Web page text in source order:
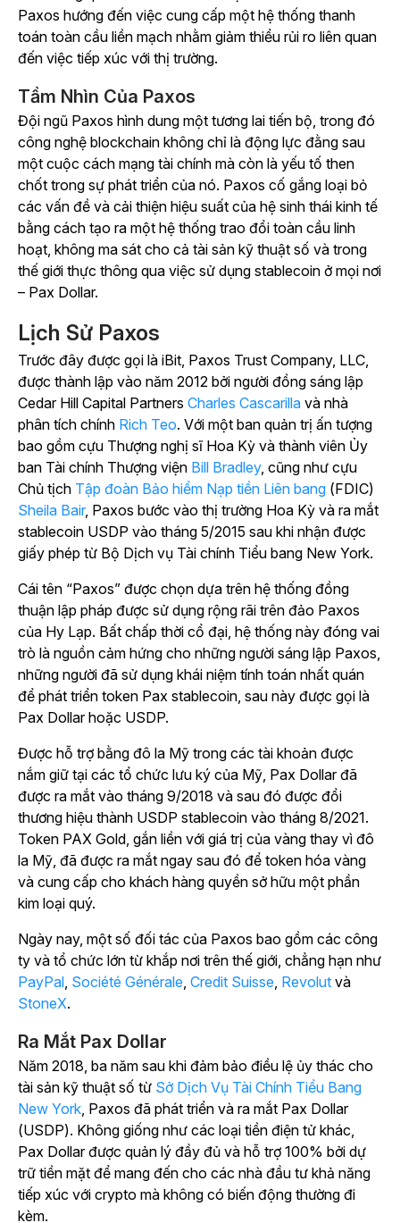
Paxos hướng đến việc cung cấp một hệ thống thanh
toán toàn cầu liền mạch nhằm giảm thiểu rủi ro liên quan
đến việc tiếp xúc với thị trường.
Tầm Nhìn Của Paxos
Đội ngũ Paxos hình dung một tương lai tiến bộ, trong đó
công nghệ blockchain không chỉ là động lực đằng sau
một cuộc cách mạng tài chính mà còn là yếu tố then
chốt trong sự phát triển của nó. Paxos cố gắng loại bỏ
các vấn đề và cải thiện hiệu suất của hệ sinh thái kinh tế
bằng cách tạo ra một hệ thống trao đổi toàn cầu linh
hoạt, không ma sát cho cả tài sản kỹ thuật số và trong
thế giới thực thông qua việc sử dụng stablecoin ở mọi nơi
– Pax Dollar.
Lịch Sử Paxos
Trước đây được gọi là iBit, Paxos Trust Company, LLC,
được thành lập vào năm 2012 bởi người đồng sáng lập
Cedar Hill Capital Partners Charles Cascarilla và nhà
phân tích chính Rich Teo. Với một ban quản trị ấn tượng
bao gồm cựu Thượng nghị sĩ Hoa Kỳ và thành viên Ủy
ban Tài chính Thượng viện Bill Bradley, cũng như cựu
Chủ tịch Tập đoàn Bảo hiểm Nạp tiền Liên bang (FDIC)
Sheila Bair, Paxos bước vào thị trường Hoa Kỳ và ra mắt
stablecoin USDP vào tháng 5/2015 sau khi nhận được
giấy phép từ Bộ Dịch vụ Tài chính Tiểu bang New York.
Cái tên “Paxos” được chọn dựa trên hệ thống đồng
thuận lập pháp được sử dụng rộng rãi trên đảo Paxos
của Hy Lạp. Bất chấp thời cổ đại, hệ thống này đóng vai
trò là nguồn cảm hứng cho những người sáng lập Paxos,
những người đã sử dụng khái niệm tính toán nhất quán
để phát triển token Pax stablecoin, sau này được gọi là
Pax Dollar hoặc USDP.
Được hỗ trợ bằng đô la Mỹ trong các tài khoản được
nắm giữ tại các tổ chức lưu ký của Mỹ, Pax Dollar đã
được ra mắt vào tháng 9/2018 và sau đó được đổi
thương hiệu thành USDP stablecoin vào tháng 8/2021.
Token PAX Gold, gắn liền với giá trị của vàng thay vì đô
la Mỹ, đã được ra mắt ngay sau đó để token hóa vàng
và cung cấp cho khách hàng quyền sở hữu một phần
kim loại quý.
Ngày nay, một số đối tác của Paxos bao gồm các công
ty và tổ chức lớn từ khắp nơi trên thế giới, chẳng hạn như
PayPal, Société Générale, Credit Suisse, Revolut và
StoneX.
Ra Mắt Pax Dollar
Năm 2018, ba năm sau khi đảm bảo điều lệ ủy thác cho
tài sản kỹ thuật số từ Sở Dịch Vụ Tài Chính Tiểu Bang
New York, Paxos đã phát triển và ra mắt Pax Dollar
(USDP). Không giống như các loại tiền điện tử khác,
Pax Dollar được quản lý đầy đủ và hỗ trợ 100% bởi dự
trữ tiền mặt để mang đến cho các nhà đầu tư khả năng
tiếp xúc với crypto mà không có biến động thường đi
kèm.